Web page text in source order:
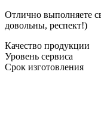
Отлично выполняете
довольны, респект!)
Качество продукции
Уровень сервиса
Срок изготовления